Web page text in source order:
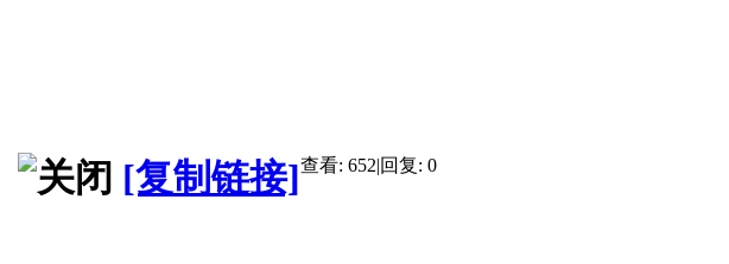
[复制链接]查看: 652|回复: 0